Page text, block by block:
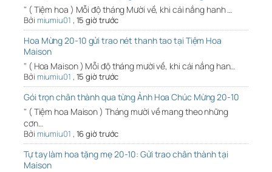
" ( Tiệm hoa ) Mỗi độ tháng Mười về, khi cái nắng hanh …
Bởi miumiu01 , 15 giờ trước
Hoa Mừng 20-10 gửi trao nét thanh tao tại Tiệm Hoa
Maison
" ( Hoa Maison ) Mỗi độ tháng mười về, khi cái nắng han…
Bởi miumiu01 , 15 giờ trước
Gói trọn chân thành qua từng Ảnh Hoa Chúc Mừng 20-10
" ( Tiệm hoa Maison ) Tháng mười về mang theo những
cơn…
Bởi miumiu01 , 16 giờ trước
Tự tay làm hoa tặng mẹ 20-10: Gửi trao chân thành tại
Maison